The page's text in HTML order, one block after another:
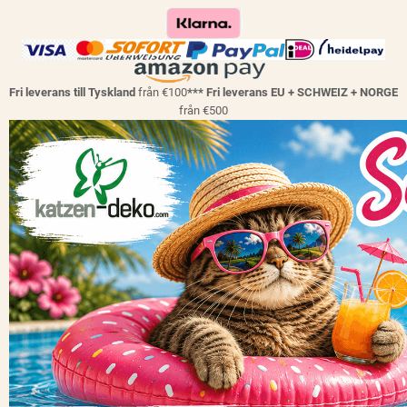
Fri leverans till Tyskland från €100*** Fri leverans EU + SCHWEIZ + NORGE
från €500